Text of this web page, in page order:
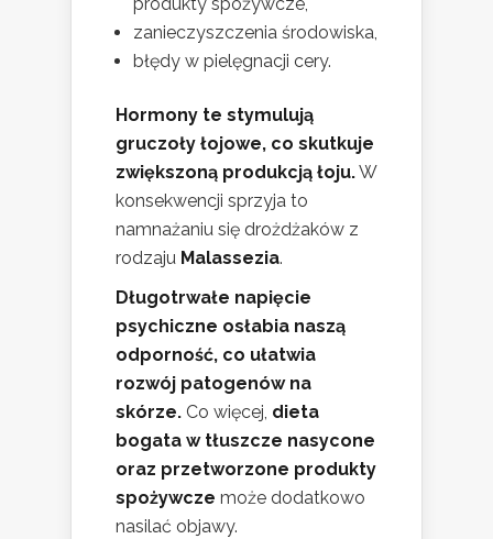
zanieczyszczenia środowiska,
błędy w pielęgnacji cery.
Hormony te stymulują
gruczoły łojowe, co skutkuje
zwiększoną produkcją łoju.W
konsekwencji sprzyja to
namnażaniu się drożdżaków z
rodzaju Malassezia.
Długotrwałe napięcie
psychiczne osłabia naszą
odporność, co ułatwia
rozwój patogenów na
skórze. Co więcej, dieta
bogata w tłuszcze nasycone
oraz przetworzone produkty
spożywcze może dodatkowo
nasilać objawy.